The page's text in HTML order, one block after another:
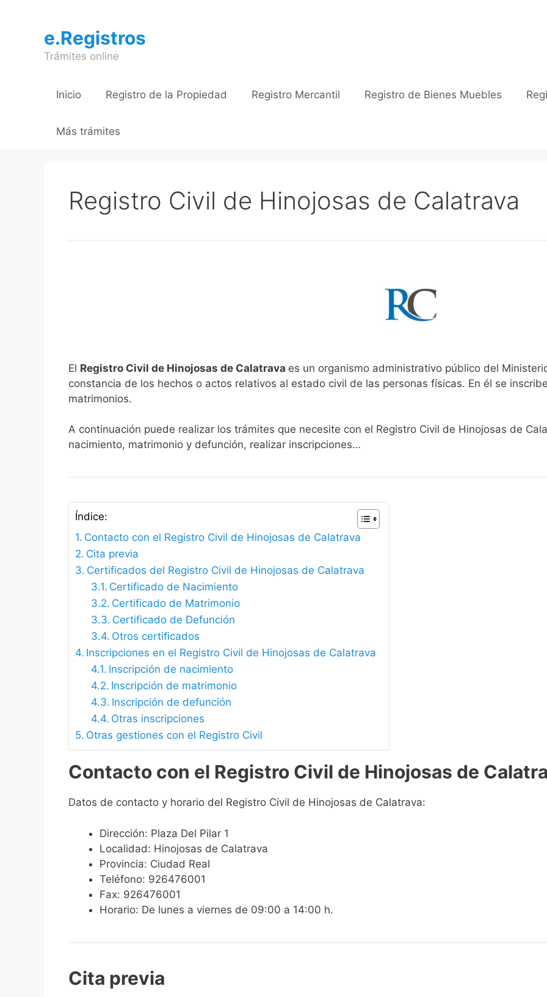
contenidoe.Registros
Trámites online
Inicio Registro de la Propiedad Registro Mercantil Registro de Bienes Muebles
Más trámites
Registro Civil de Hinojosas de Calatrava
El Registro Civil de Hinojosas de Calatrava es un organismo administrativo público del
constancia de los hechos o actos relativos al estado civil de las personas físicas. En él se
matrimonios.
A continuación puede realizar los trámites que necesite con el Registro Civil de Hinojosas de
nacimiento, matrimonio y defunción, realizar inscripciones…
Índice:
Contacto con el Registro Civil de Hinojosas de Calatrava
Cita previa
Certificados del Registro Civil de Hinojosas de Calatrava
Certificado de Nacimiento
Certificado de Matrimonio
Certificado de Defunción
Otros certificados
Inscripciones en el Registro Civil de Hinojosas de Calatrava
Inscripción de nacimiento
Inscripción de matrimonio
Inscripción de defunción
Otras inscripciones
Otras gestiones con el Registro Civil
Contacto con el Registro Civil de Hinojosas de
Datos de contacto y horario del Registro Civil de Hinojosas de Calatrava:
Dirección: Plaza Del Pilar 1
Localidad: Hinojosas de Calatrava
Provincia: Ciudad Real
Teléfono: 926476001
Fax: 926476001
Horario: De lunes a viernes de 09:00 a 14:00 h.
Cita previa